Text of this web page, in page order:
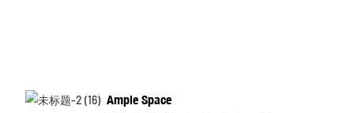
Ample Space